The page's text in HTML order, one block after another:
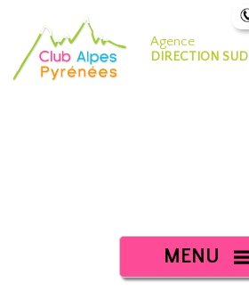
Agence
DIRECTION SUD
MENU